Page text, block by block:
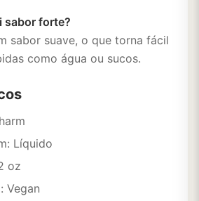
sabor forte?
sabor suave, o que torna fácil
como água ou sucos.
Líquido
oz
Vegan